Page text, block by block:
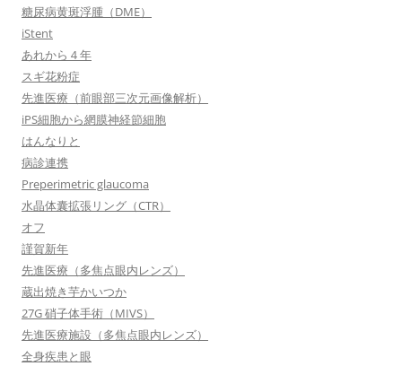
糖尿病黄斑浮腫（DME）
iStent
あれから４年
スギ花粉症
先進医療（前眼部三次元画像解析）
iPS細胞から網膜神経節細胞
はんなりと
病診連携
Preperimetric glaucoma
水晶体囊拡張リング（CTR）
オフ
謹賀新年
先進医療（多焦点眼内レンズ）
蔵出焼き芋かいつか
27G 硝子体手術（MIVS）
先進医療施設（多焦点眼内レンズ）
全身疾患と眼